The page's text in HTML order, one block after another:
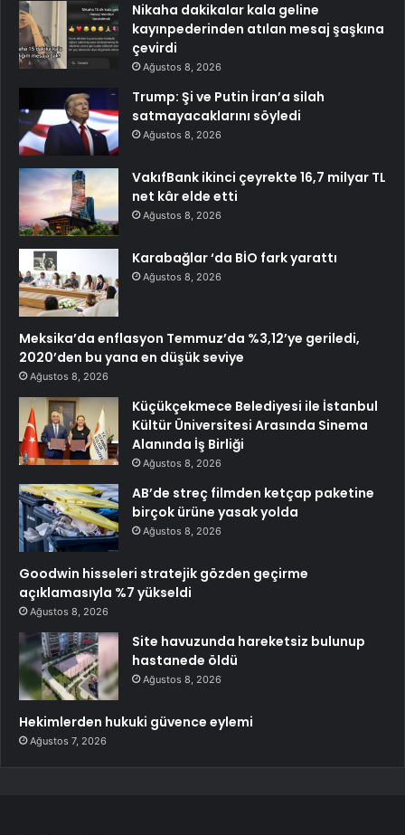
Nikaha dakikalar kala geline
kayınpederinden atılan mesaj şaşkına
çevirdi
Ağustos 8, 2026
Trump: Şi ve Putin İran’a silah
satmayacaklarını söyledi
Ağustos 8, 2026
VakıfBank ikinci çeyrekte 16,7 milyar TL
net kâr elde etti
Ağustos 8, 2026
Karabağlar ‘da BİO fark yarattı
Ağustos 8, 2026
Meksika’da enflasyon Temmuz’da %3,12’ye geriledi,
2020’den bu yana en düşük seviye
Ağustos 8, 2026
Küçükçekmece Belediyesi ile İstanbul
Kültür Üniversitesi Arasında Sinema
Alanında İş Birliği
Ağustos 8, 2026
AB’de streç filmden ketçap paketine
birçok ürüne yasak yolda
Ağustos 8, 2026
Goodwin hisseleri stratejik gözden geçirme
açıklamasıyla %7 yükseldi
Ağustos 8, 2026
Site havuzunda hareketsiz bulunup
hastanede öldü
Ağustos 8, 2026
Hekimlerden hukuki güvence eylemi
Ağustos 7, 2026